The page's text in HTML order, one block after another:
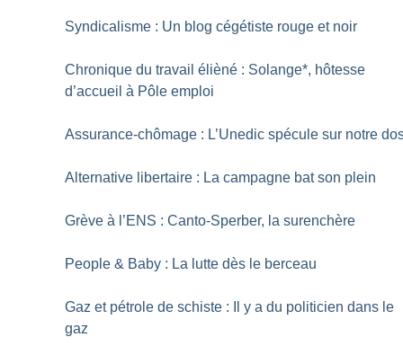
Syndicalisme : Un blog cégétiste rouge et noir
Chronique du travail élièné : Solange*, hôtesse
d’accueil à Pôle emploi
Assurance-chômage : L’Unedic spécule sur notre
Alternative libertaire : La campagne bat son plein
Grève à l’ENS : Canto-Sperber, la surenchère
People & Baby : La lutte dès le berceau
Gaz et pétrole de schiste : Il y a du politicien dans le
gaz